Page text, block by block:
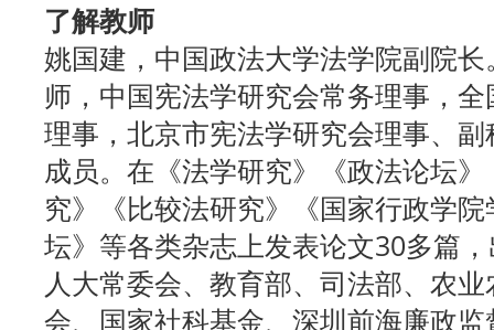
了解教师
姚国建，中国政法大学法学院副院
师，中国宪法学研究会常务理事，
理事，北京市宪法学研究会理事、
成员。在《法学研究》《政法论坛
究》《比较法研究》《国家行政学
坛》等各类杂志上发表论文30多篇
人大常委会、教育部、司法部、农
会、国家社科基金、深圳前海廉政